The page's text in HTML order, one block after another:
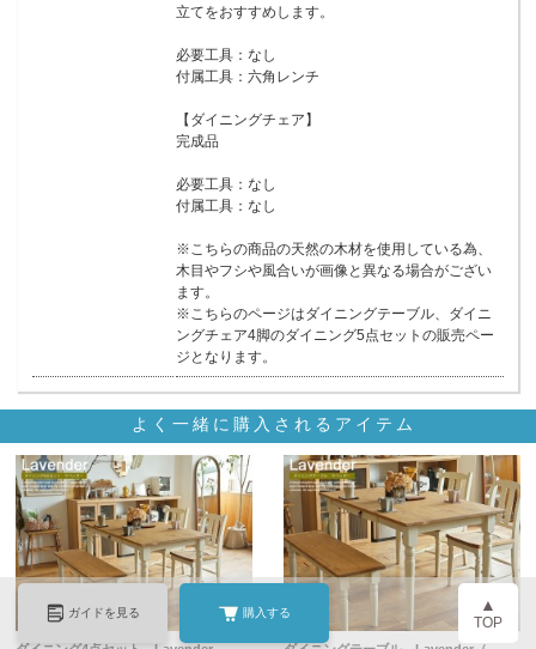
立てをおすすめします。
必要工具：なし
付属工具：六角レンチ
【ダイニングチェア】
完成品
必要工具：なし
付属工具：なし
※こちらの商品の天然の木材を使用している為、
木目やフシや風合いが画像と異なる場合がござい
ます。
※こちらのページはダイニングテーブル、ダイニ
ングチェア4脚のダイニング5点セットの販売ペー
ジとなります。
よく一緒に購入されるアイテム
ガイドを見る 購入する ▲
TOP